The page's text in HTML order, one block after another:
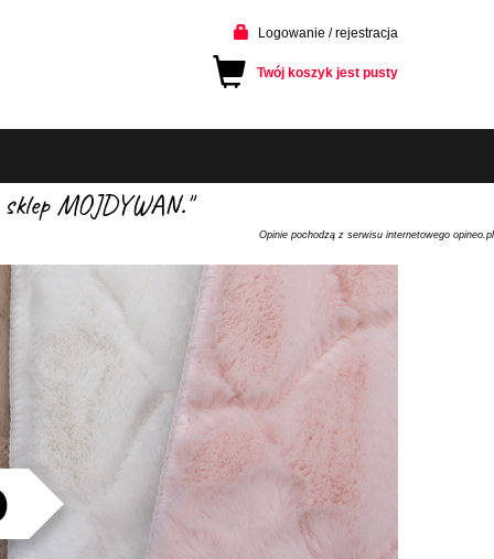
Logowanie / rejestracja
Twój koszyk jest pusty
MOJDYWAN."
Opinie pochodzą z serwisu internetowego opineo.pl